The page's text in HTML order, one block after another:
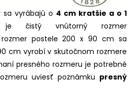
sa vyrábajú o 4 cm kratšie a o 1
čistý vnútorný rozmer
postele 200 x 90 cm sa
cm vyrobí v skutočnom rozmere
presného rozmeru je potrebné
uviesť poznámku presný